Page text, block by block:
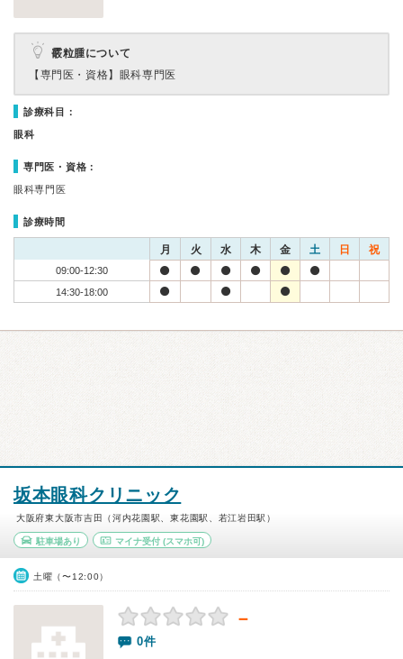
霰粒腫について
【専門医・資格】 眼科専門医
診療科目：
眼科
専門医・資格：
眼科専門医
診療時間
月 火 水 木 金 土 日 祝
09:00-12:30
14:30-18:00
坂本眼科クリニック
大阪府東大阪市吉田（河内花園駅、東花園駅、若江岩田駅）
駐車場あり マイナ受付(スマホ可)
土曜（〜12:00）
－
0件